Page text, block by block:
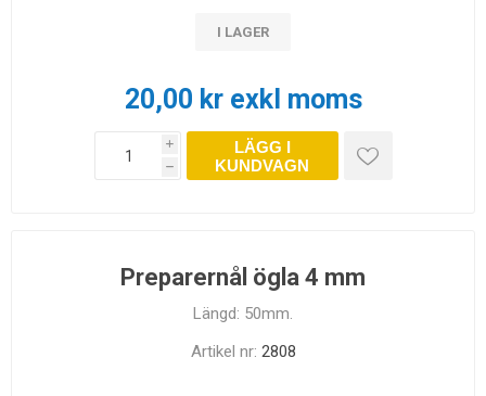
I LAGER
20,00 kr exkl moms
i
h
LÄGG I
KUNDVAGN
Preparernål ögla 4 mm
Längd: 50mm.
Artikel nr: 2808